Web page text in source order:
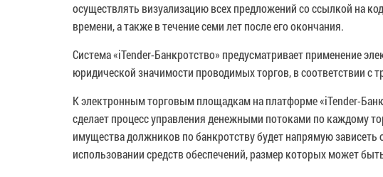
осуществлять визуализацию всех предложений со ссылкой на
времени, а также в течение семи лет после его окончания.
Система «iTender-Банкротство» предусматривает применение
юридической значимости проводимых торгов, в соответствии с
К электронным торговым площадкам на платформе «iTender-
сделает процесс управления денежными потоками по каждому
имущества должников по банкротству будет напрямую
использовании средств обеспечений, размер которых может